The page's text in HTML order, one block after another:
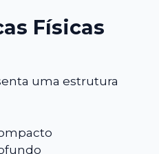
Físicas
uma estrutura